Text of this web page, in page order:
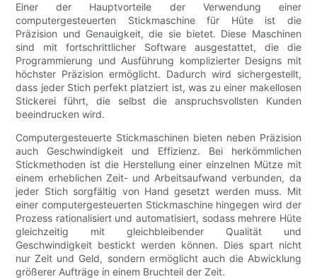
Einer der Hauptvorteile der Verwendung einer
computergesteuerten Stickmaschine für Hüte ist die
Präzision und Genauigkeit, die sie bietet. Diese Maschinen
sind mit fortschrittlicher Software ausgestattet, die die
Programmierung und Ausführung komplizierter Designs mit
höchster Präzision ermöglicht. Dadurch wird sichergestellt,
dass jeder Stich perfekt platziert ist, was zu einer makellosen
Stickerei führt, die selbst die anspruchsvollsten Kunden
beeindrucken wird.
Computergesteuerte Stickmaschinen bieten neben Präzision
auch Geschwindigkeit und Effizienz. Bei herkömmlichen
Stickmethoden ist die Herstellung einer einzelnen Mütze mit
einem erheblichen Zeit- und Arbeitsaufwand verbunden, da
jeder Stich sorgfältig von Hand gesetzt werden muss. Mit
einer computergesteuerten Stickmaschine hingegen wird der
Prozess rationalisiert und automatisiert, sodass mehrere Hüte
gleichzeitig mit gleichbleibender Qualität und
Geschwindigkeit bestickt werden können. Dies spart nicht
nur Zeit und Geld, sondern ermöglicht auch die Abwicklung
größerer Aufträge in einem Bruchteil der Zeit.